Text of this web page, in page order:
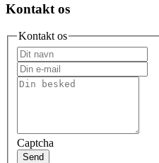
Kontakt os
Kontakt os
Captcha
Send